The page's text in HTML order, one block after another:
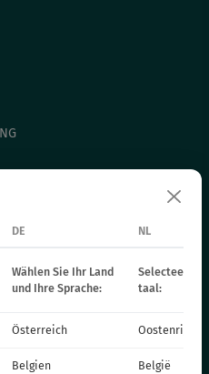
DE NL
Wählen Sie Ihr Land
und Ihre Sprache:
Selecteer uw
taal:
Österreich Oostenrijk
Belgien België